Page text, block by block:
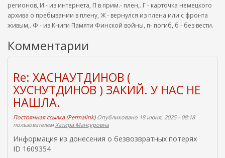
регионов, И - из интернета, П в прим.- плен,. Г - карточка немецкого
архива о пребывании в плену, Ж - вернулся из плена или с фронта
живым,. Ф - из Книги Памяти Финской войны, п- погиб, б - без вести.
Комментарии
Re: ХАСНАУТДИНОВ (
ХУСНУТДИНОВ ) ЗАКИЙ. У НАС НЕ
НАШЛА.
Постоянная ссылка (Permalink)Опубликовано 18 июня, 2025 - 08:18
пользователемХатира Мансуровна
Информация из донесения о безвозвратных потерях
ID 1609354